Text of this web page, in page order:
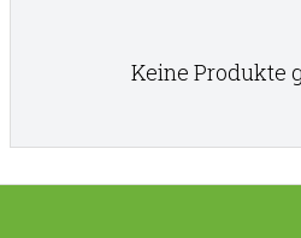
Keine Produkte